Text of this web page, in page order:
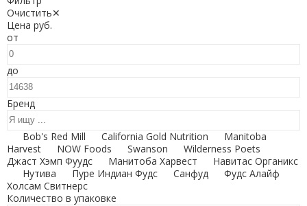
Очистить✕
Цена руб.
от
до
Бренд
Bob's Red Mill California Gold Nutrition
Manitoba
Harvest
NOW Foods Swanson
Wilderness Poets
Джаст Хэмп Фуудс
Манитоба Харвест
Навитас Органикс
Нутива
Пуре Индиан Фудс Санфуд
Фудс Алайф
Холсам Свитнерс
Количество в упаковке